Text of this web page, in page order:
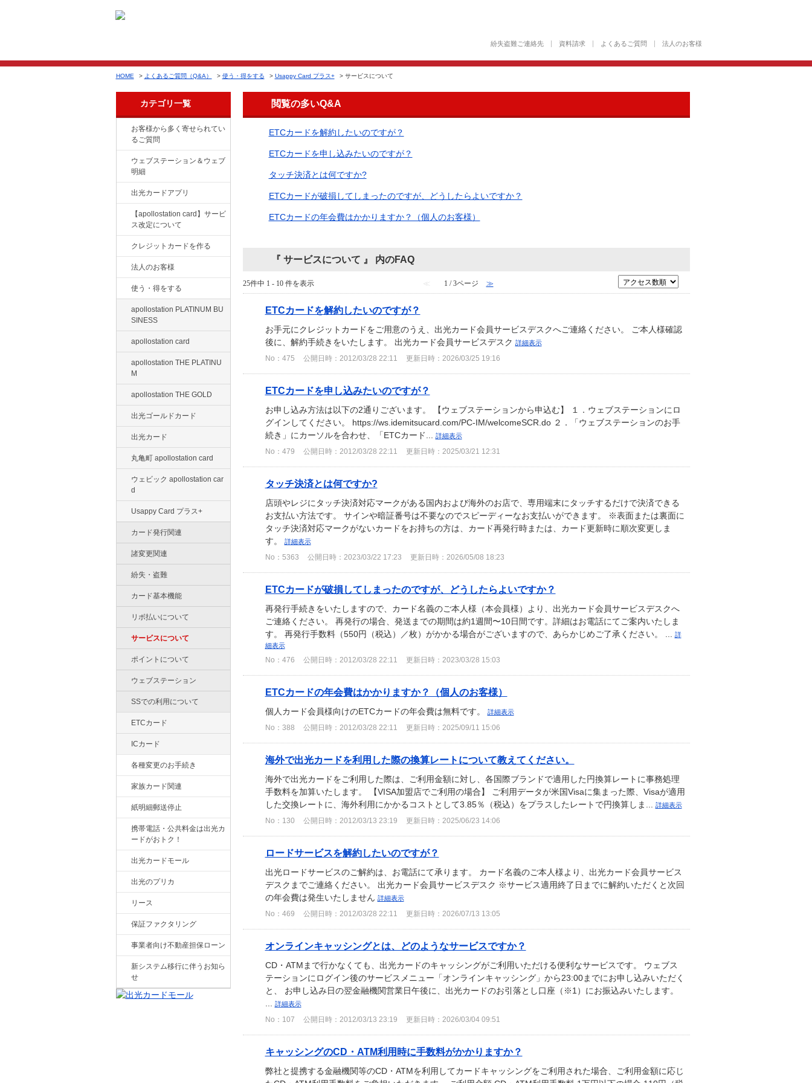
紛失盗難ご連絡先 資料請求 よくあるご質問 法人のお客様
HOME > よくあるご質問（Q&A） > 使う・得をする > Usappy Card プラス+ > サービスについて
カテゴリ一覧
お客様から多く寄せられてい
るご質問
ウェブステーション＆ウェブ
明細
出光カードアプリ
【apollostation card】サービ
ス改定について
クレジットカードを作る
法人のお客様
使う・得をする
apollostation PLATINUM BU
SINESS
apollostation card
apollostation THE PLATINU
M
apollostation THE GOLD
出光ゴールドカード
出光カード
丸亀町 apollostation card
ウェビック apollostation car
d
Usappy Card プラス+
カード発行関連
諸変更関連
紛失・盗難
カード基本機能
リボ払いについて
サービスについて
ポイントについて
ウェブステーション
SSでの利用について
ETCカード
ICカード
各種変更のお手続き
家族カード関連
紙明細郵送停止
携帯電話・公共料金は出光カ
ードがおトク！
出光カードモール
出光のプリカ
リース
保証ファクタリング
事業者向け不動産担保ローン
新システム移行に伴うお知ら
せ
閲覧の多いQ&A
ETCカードを解約したいのですが？
ETCカードを申し込みたいのですが？
タッチ決済とは何ですか?
ETCカードが破損してしまったのですが、どうしたらよいですか？
ETCカードの年会費はかかりますか？（個人のお客様）
『 サービスについて 』 内のFAQ
25件中 1 - 10 件を表示 ≪ 1 / 3ページ ≫
ETCカードを解約したいのですが？
お手元にクレジットカードをご用意のうえ、出光カード会員サービスデスクへご連絡ください。 ご本人様確認
後に、解約手続きをいたします。 出光カード会員サービスデスク 詳細表示
No：475 公開日時：2012/03/28 22:11 更新日時：2026/03/25 19:16
ETCカードを申し込みたいのですが？
お申し込み方法は以下の2通りございます。 【ウェブステーションから申込む】 １．ウェブステーションにロ
グインしてください。 https://ws.idemitsucard.com/PC-IM/welcomeSCR.do ２．「ウェブステーションのお手
続き」にカーソルを合わせ、「ETCカード...
詳細表示
No：479 公開日時：2012/03/28 22:11 更新日時：2025/03/21 12:31
タッチ決済とは何ですか?
店頭やレジにタッチ決済対応マークがある国内および海外のお店で、専用端末にタッチするだけで決済できる
お支払い方法です。 サインや暗証番号は不要なのでスピーディーなお支払いができます。 ※表面または裏面に
タッチ決済対応マークがないカードをお持ちの方は、カード再発行時または、カード更新時に順次変更しま
す。
詳細表示
No：5363 公開日時：2023/03/22 17:23 更新日時：2026/05/08 18:23
ETCカードが破損してしまったのですが、どうしたらよいですか？
再発行手続きをいたしますので、カード名義のご本人様（本会員様）より、出光カード会員サービスデスクへ
ご連絡ください。 再発行の場合、発送までの期間は約1週間〜10日間です。詳細はお電話にてご案内いたしま
す。 再発行手数料（550円（税込）／枚）がかかる場合がございますので、あらかじめご了承ください。 ...
詳
細表示
No：476 公開日時：2012/03/28 22:11 更新日時：2023/03/28 15:03
ETCカードの年会費はかかりますか？（個人のお客様）
個人カード会員様向けのETCカードの年会費は無料です。 詳細表示
No：388 公開日時：2012/03/28 22:11 更新日時：2025/09/11 15:06
海外で出光カードを利用した際の換算レートについて教えてください。
海外で出光カードをご利用した際は、ご利用金額に対し、各国際ブランドで適用した円換算レートに事務処理
手数料を加算いたします。 【VISA加盟店でご利用の場合】 ご利用データが米国Visaに集まった際、Visaが適用
した交換レートに、海外利用にかかるコストとして3.85％（税込）をプラスしたレートで円換算しま...
詳細表示
No：130 公開日時：2012/03/13 23:19 更新日時：2025/06/23 14:06
ロードサービスを解約したいのですが？
出光ロードサービスのご解約は、お電話にて承ります。 カード名義のご本人様より、出光カード会員サービス
デスクまでご連絡ください。 出光カード会員サービスデスク ※サービス適用終了日までに解約いただくと次回
の年会費は発生いたしません 詳細表示
No：469 公開日時：2012/03/28 22:11 更新日時：2026/07/13 13:05
オンラインキャッシングとは、どのようなサービスですか？
CD・ATMまで行かなくても、出光カードのキャッシングがご利用いただける便利なサービスです。 ウェブス
テーションにログイン後のサービスメニュー「オンラインキャッシング」から23:00までにお申し込みいただく
と、 お申し込み日の翌金融機関営業日午後に、出光カードのお引落とし口座（※1）にお振込みいたします。
詳細表示
No：107 公開日時：2012/03/13 23:19 更新日時：2026/03/04 09:51
キャッシングのCD・ATM利用時に手数料がかかりますか？
弊社と提携する金融機関等のCD・ATMを利用してカードキャッシングをご利用された場合、ご利用金額に応じ